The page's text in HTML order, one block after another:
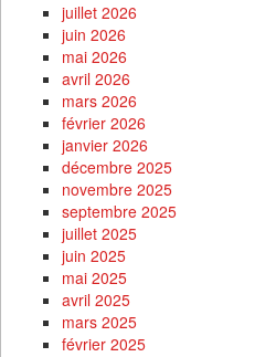
juillet 2026
juin 2026
mai 2026
avril 2026
mars 2026
février 2026
janvier 2026
décembre 2025
novembre 2025
septembre 2025
juillet 2025
juin 2025
mai 2025
avril 2025
mars 2025
février 2025